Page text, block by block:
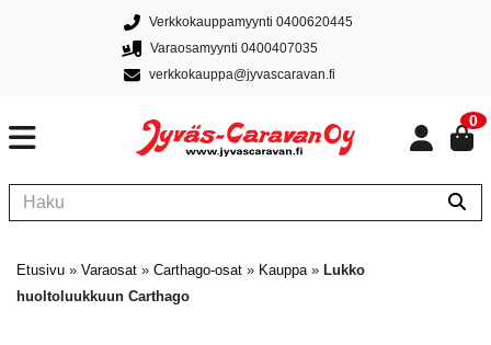
Verkkokauppamyynti 0400620445
Varaosamyynti 0400407035
verkkokauppa@jyvascaravan.fi
0
Etusivu » Varaosat » Carthago-osat » Kauppa» Lukko
huoltoluukkuun Carthago